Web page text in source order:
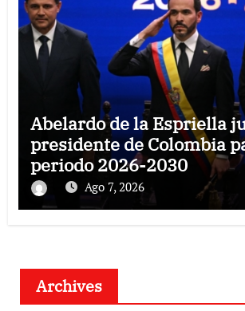
Abelardo de la Espriella
presidente de Colombia
periodo 2026-2030
Ago 7, 2026
Archives